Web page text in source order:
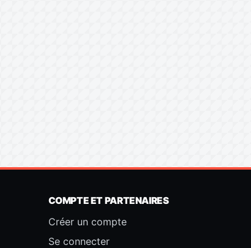
COMPTE ET PARTENAIRES
Créer un compte
Se connecter